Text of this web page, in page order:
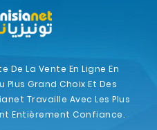
De La Vente En Ligne En
Plus Grand Choix Et Des
Travaille Avec Les Plus
Entièrement Confiance.